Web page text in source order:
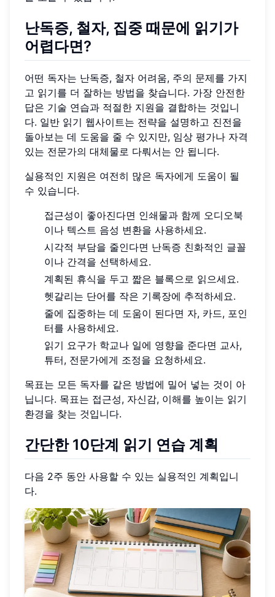
난독증, 철자, 집중 때문에 읽기가
어렵다면?
어떤 독자는 난독증, 철자 어려움, 주의 문제를 가지
고 읽기를 더 잘하는 방법을 찾습니다. 가장 안전한
답은 기술 연습과 적절한 지원을 결합하는 것입니
다. 일반 읽기 웹사이트는 전략을 설명하고 진전을
돌아보는 데 도움을 줄 수 있지만, 임상 평가나 자격
있는 전문가의 대체물로 다뤄서는 안 됩니다.
실용적인 지원은 여전히 많은 독자에게 도움이 될
수 있습니다.
접근성이 좋아진다면 인쇄물과 함께 오디오북
이나 텍스트 음성 변환을 사용하세요.
시각적 부담을 줄인다면 난독증 친화적인 글꼴
이나 간격을 선택하세요.
계획된 휴식을 두고 짧은 블록으로 읽으세요.
헷갈리는 단어를 작은 기록장에 추적하세요.
줄에 집중하는 데 도움이 된다면 자, 카드, 포인
터를 사용하세요.
읽기 요구가 학교나 일에 영향을 준다면 교사,
튜터, 전문가에게 조정을 요청하세요.
목표는 모든 독자를 같은 방법에 밀어 넣는 것이 아
닙니다. 목표는 접근성, 자신감, 이해를 높이는 읽기
환경을 찾는 것입니다.
간단한 10단계 읽기 연습 계획
다음 2주 동안 사용할 수 있는 실용적인 계획입니
다.